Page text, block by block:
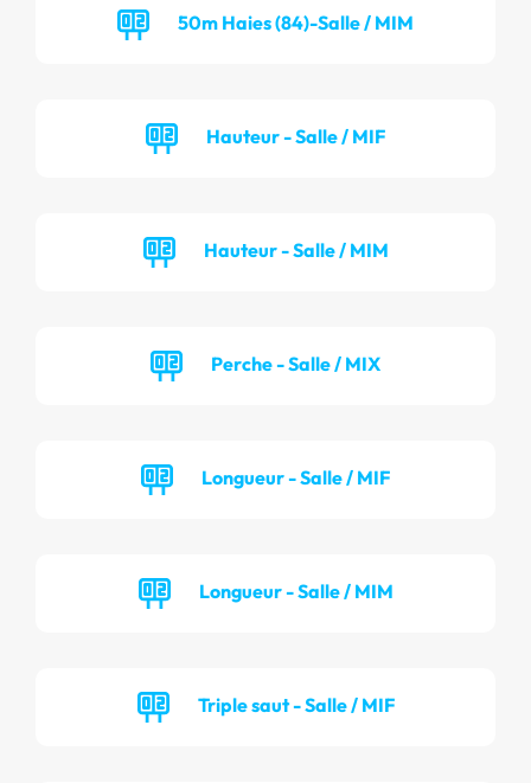
50m Haies (84)-Salle / MIM
Hauteur - Salle / MIF
Hauteur - Salle / MIM
Perche - Salle / MIX
Longueur - Salle / MIF
Longueur - Salle / MIM
Triple saut - Salle / MIF